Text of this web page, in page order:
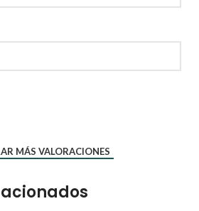
MÁS VALORACIONES